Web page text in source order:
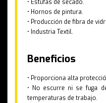
• Estufas de secado.
• Hornos de pintura.
• Producción de fibra de
• Industria Textil.
Beneficios
• Proporciona alta
• No escurre ni se fuga
temperaturas de trabajo.